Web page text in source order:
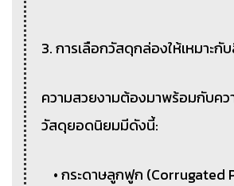
3. การเลือกวัสดุกล่องให้เหมาะกั
ความสวยงามต้องมาพร้อมกับคว
วัสดุยอดนิยมมีดังนี้:
• กระดาษลูกฟูก (Corrugated